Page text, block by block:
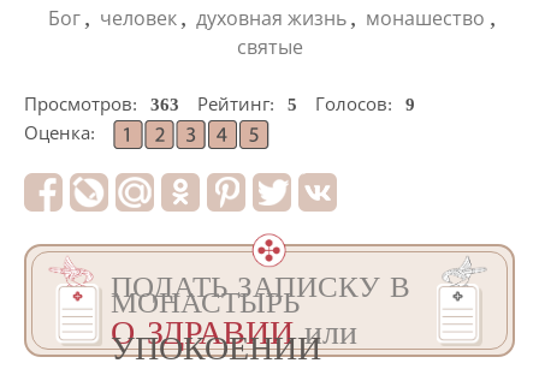
Бог , человек , духовная жизнь , монашество ,
святые
Просмотров: 363 Рейтинг: 5 Голосов:
9
Оценка:
ПОДАТЬ ЗАПИСКУ В
МОНАСТЫРЬ
О ЗДРАВИИили
УПОКОЕНИИ